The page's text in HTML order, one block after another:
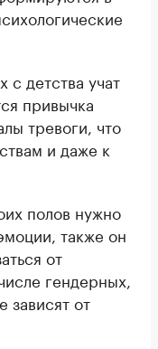
детства учат
привычка
тревоги, что
и даже к
полов нужно
также он
от
гендерных,
зависят от